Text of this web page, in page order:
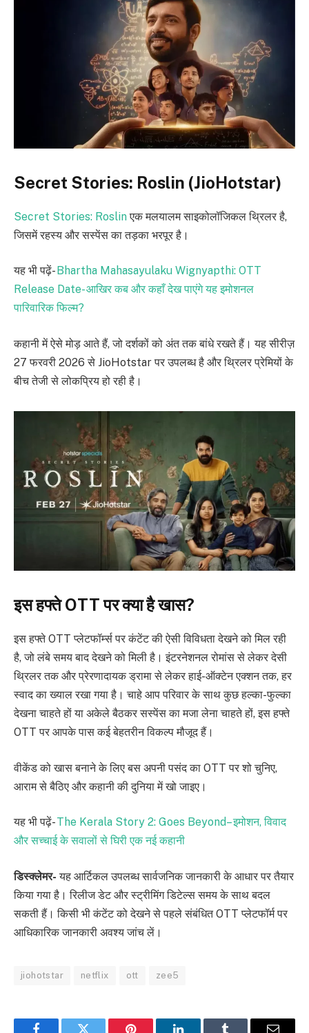
Secret Stories: Roslin (JioHotstar)
Secret Stories: Roslinएक मलयालम साइकोलॉजिकल थ्रिलर है,
जिसमें रहस्य और सस्पेंस का तड़का भरपूर है।
यह भी पढ़ें- Bhartha Mahasayulaku Wignyapthi: OTT
Release Date- आखिर कब और कहाँ देख पाएंगे यह इमोशनल
पारिवारिक फिल्म?
कहानी में ऐसे मोड़ आते हैं, जो दर्शकों को अंत तक बांधे रखते हैं। यह सीरीज़
27 फरवरी 2026 से JioHotstar पर उपलब्ध है और थ्रिलर प्रेमियों के
बीच तेजी से लोकप्रिय हो रही है।
इस हफ्ते OTT पर क्या है खास?
इस हफ्ते OTT प्लेटफॉर्म्स पर कंटेंट की ऐसी विविधता देखने को मिल रही
है, जो लंबे समय बाद देखने को मिली है। इंटरनेशनल रोमांस से लेकर देसी
थ्रिलर तक और प्रेरणादायक ड्रामा से लेकर हाई-ऑक्टेन एक्शन तक, हर
स्वाद का ख्याल रखा गया है। चाहे आप परिवार के साथ कुछ हल्का-फुल्का
देखना चाहते हों या अकेले बैठकर सस्पेंस का मजा लेना चाहते हों, इस हफ्ते
OTT पर आपके पास कई बेहतरीन विकल्प मौजूद हैं।
वीकेंड को खास बनाने के लिए बस अपनी पसंद का OTT पर शो चुनिए,
आराम से बैठिए और कहानी की दुनिया में खो जाइए।
यह भी पढ़ें-The Kerala Story 2: Goes Beyond– इमोशन, विवाद
और सच्चाई के सवालों से घिरी एक नई कहानी
डिस्क्लेमर- यह आर्टिकल उपलब्ध सार्वजनिक जानकारी के आधार पर तैयार
किया गया है। रिलीज डेट और स्ट्रीमिंग डिटेल्स समय के साथ बदल
सकती हैं। किसी भी कंटेंट को देखने से पहले संबंधित OTT प्लेटफॉर्म पर
आधिकारिक जानकारी अवश्य जांच लें।
jiohotstar netflix ott zee5